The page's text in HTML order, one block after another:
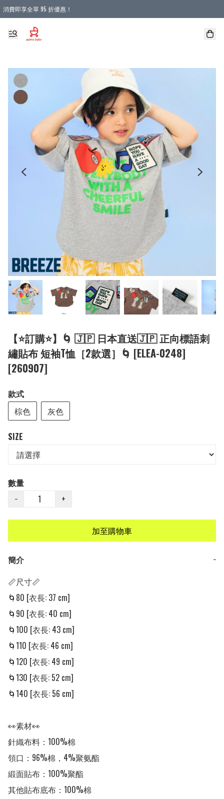
消費即享全單 95 折優惠！
購物滿 HKD 900.00即享免運費優惠！（適用於 本地送貨、本地取貨 )
【⭐訂購⭐】🌀 🇯🇵 日本直送🇯🇵 正向標語刺
繡貼布 短袖T恤［2款選］🌀 [ELEA-0248]
[260907]
款式
棕色
灰色
SIZE
數量
−
+
加至購物車
簡介
−
📏尺寸📏
🌀80 [衣長: 37 cm]
🌀90 [衣長: 40 cm]
🌀100 [衣長: 43 cm]
🌀110 [衣長: 46 cm]
🌀120 [衣長: 49 cm]
🌀130 [衣長: 52 cm]
🌀140 [衣長: 56 cm]
👀素材👀
針織布料：100%棉
領口：96%棉，4%聚氨酯
緞面貼布：100%聚酯
其他貼布底布：100%棉